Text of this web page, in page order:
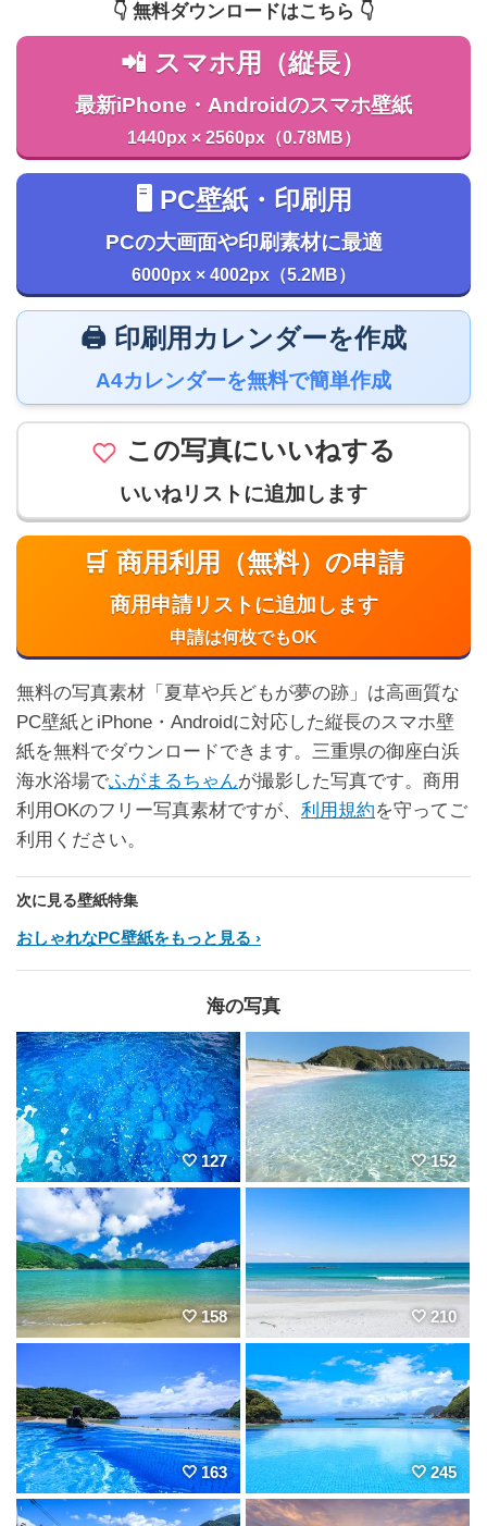
👇️ 無料ダウンロードはこちら 👇️
📲 スマホ用（縦長）
最新iPhone・Androidのスマホ壁紙
1440px × 2560px（0.78MB）
🖥️ PC壁紙・印刷用
PCの大画面や印刷素材に最適
6000px × 4002px（5.2MB）
🖨️ 印刷用カレンダーを作成
A4カレンダーを無料で簡単作成
この写真にいいねする
いいねリストに追加します
🛒 商用利用（無料）の申請
商用申請リストに追加します
申請は何枚でもOK
無料の写真素材「夏草や兵どもが夢の跡」は高画質な
PC壁紙とiPhone・Androidに対応した縦長のスマホ壁
紙を無料でダウンロードできます。三重県の御座白浜
海水浴場でふがまるちゃんが撮影した写真です。商用
利用OKのフリー写真素材ですが、 利用規約を守ってご
利用ください。
次に見る壁紙特集
おしゃれなPC壁紙をもっと見る
海の写真
127 152
158 210
163 245